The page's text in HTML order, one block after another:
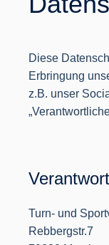
Diese
Erbringung
z.B. unser
Turn- und
Rebbergstr.7